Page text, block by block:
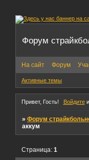
Форум
На сайт Форум
Активные темы
Привет, Гость! Войдите
»Форум
аккум
Страница:1